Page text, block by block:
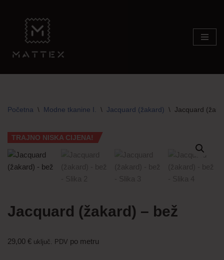
content
Početna \ Modne tkanine I. \ Jacquard (žakard) \ Jacquard
TRAJNO NISKA CIJENA!
Jacquard (žakard) – bež
29,00 € uključ. PDV po metru